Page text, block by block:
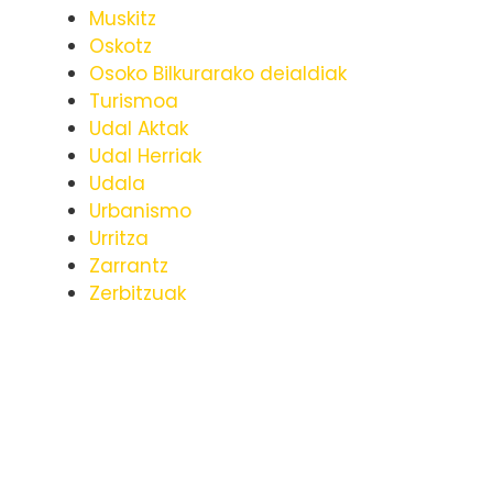
Muskitz
Oskotz
Osoko Bilkurarako deialdiak
Turismoa
Udal Aktak
Udal Herriak
Udala
Urbanismo
Urritza
Zarrantz
Zerbitzuak